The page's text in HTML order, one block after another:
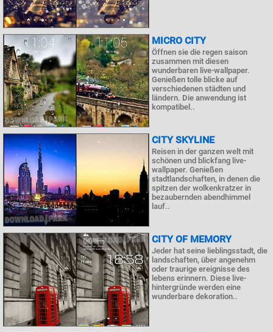
MICRO CITY
Öffnen sie die regen saison
zusammen mit diesen
wunderbaren live-wallpaper.
Genießen tolle blicke auf
verschiedenen städten und
ländern. Die anwendung ist
kompatibel..
CITY SKYLINE
Reisen in der ganzen welt mit
schönen und blickfang live-
wallpaper. Genießen
stadtlandschaften, in denen die
spitzen der wolkenkratzer in
bezaubernden abendhimmel
lauf..
CITY OF MEMORY
Jeder hat seine lieblingsstadt, die
landschaften, über angenehm
oder traurige ereignisse des
lebens erinnern. Diese live-
hintergründe werden eine
wunderbare dekoration..